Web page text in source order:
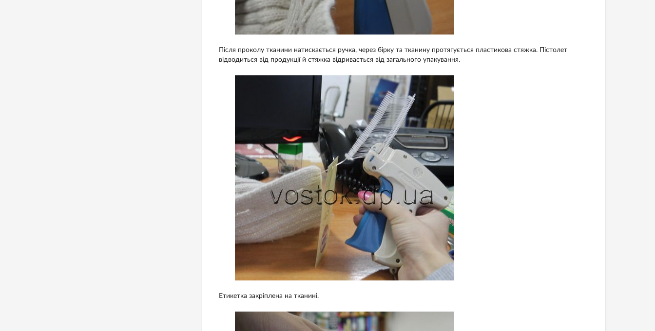
Після проколу тканини натискається ручка, через бірку та тканину протягується пластикова стяжка. Пістолет
відводиться від продукції й стяжка відривається від загального упакування.
Етикетка закріплена на тканині.